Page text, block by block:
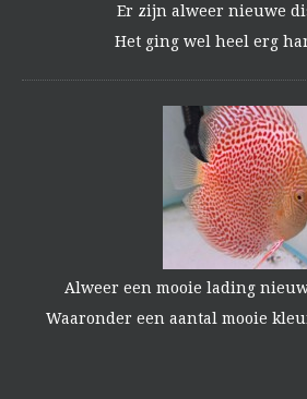
Er zijn alweer nieuwe
Het ging wel heel erg
Alweer een mooie lading
Waaronder een aantal mooie